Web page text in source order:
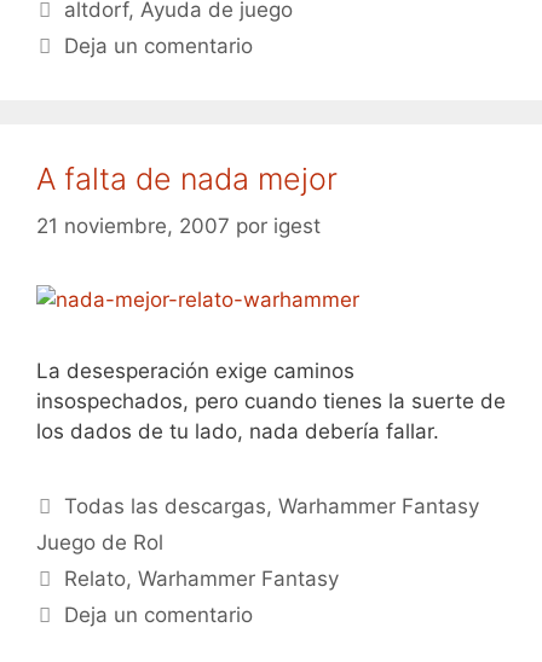
Etiquetas
altdorf,Ayuda de juego
Deja un comentario
A falta de nada mejor
21 noviembre, 2007 por igest
La desesperación exige caminos
insospechados, pero cuando tienes la suerte de
los dados de tu lado, nada debería fallar.
Categorías
Todas las descargas,Warhammer Fantasy
Juego de Rol
Etiquetas
Relato,Warhammer Fantasy
Deja un comentario